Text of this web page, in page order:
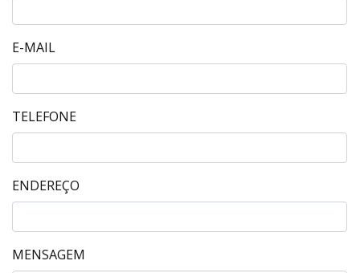
E-MAIL
TELEFONE
ENDEREÇO
MENSAGEM